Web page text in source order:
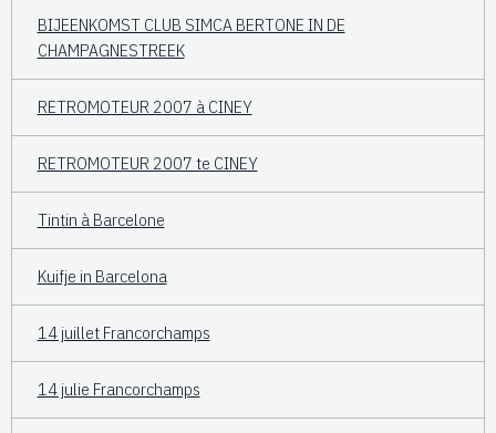
BIJEENKOMST CLUB SIMCA BERTONE IN DE
CHAMPAGNESTREEK
RETROMOTEUR 2007 à CINEY
RETROMOTEUR 2007 te CINEY
Tintin à Barcelone
Kuifje in Barcelona
14 juillet Francorchamps
14 julie Francorchamps